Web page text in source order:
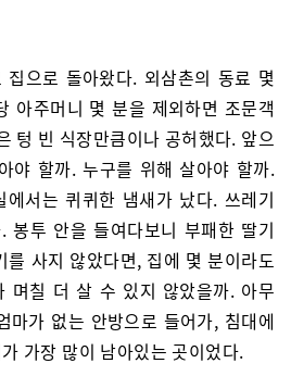
으로 돌아왔다. 외삼촌의 동료 몇
아주머니 몇 분을 제외하면 조문객
텅 빈 식장만큼이나 공허했다. 앞으
야 할까. 누구를 위해 살아야 할까.
서는 퀴퀴한 냄새가 났다. 쓰레기
봉투 안을 들여다보니 부패한 딸기
사지 않았다면, 집에 몇 분이라도
며칠 더 살 수 있지 않았을까. 아무
마가 없는 안방으로 들어가, 침대에
가장 많이 남아있는 곳이었다.